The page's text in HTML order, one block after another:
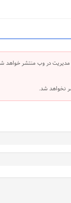
مدیریت در وب منتشر خواهد
نخواهد شد.